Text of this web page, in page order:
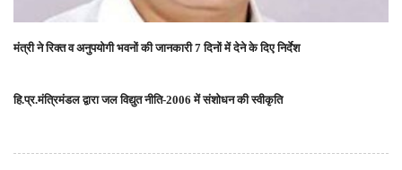
मंत्री ने रिक्त व अनुपयोगी भवनों की जानकारी 7 दिनों में देने के दिए निर्देश
हि.प्र.मंत्रिमंडल द्वारा जल विद्युत नीति-2006 में संशोधन की स्वीकृति